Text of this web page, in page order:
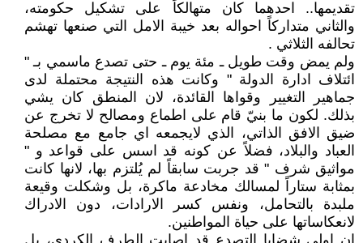
تقديمها.. احدهما كان متهالكاً على تشكيل حكومته،
والثاني متداركاً احواله بعد خيبة الامل التي صنعها تهشم
تحالفه الثلاثي .
ولم يمض وقت طويل ـ مئة يوم ـ حتى تصدع ماسمي بـ "
ائتلاف ادارة الدولة " وكانت هذه النتيجة محتملة لدى
جماهير التغيير وقواها القائدة، لان المنطق كان يشي
بذلك. لكون ما بنيّ قام على اطماع ومصالح لا تخرج عن
ضيق الافق الذاتي، الذي لايجمعه اي جامع مع مصلحة
العباد والبلاد، فضلاً عن كونه قد اسس على قواعد و "
مواثيق شرف " قد جربت سابقاً لم يُلتزم بها، لانها كانت
بمثابة ستاراً لمسالك مخادعة ماكرة، بل وشكلت وقيعة
ملبدة بالتحامل، ونفس كسر الارادات، دون الادراك
لانعكاساتها على حياة المواطنين.